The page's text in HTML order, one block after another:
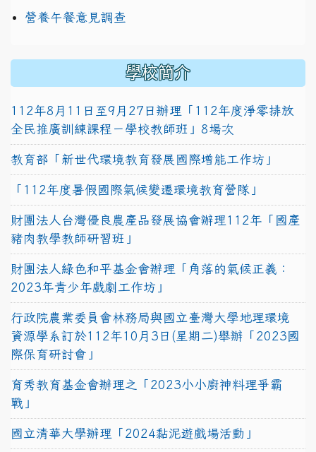
營養午餐意見調查
學校簡介
112年8月11日至9月27日辦理「112年度淨零排放
全民推廣訓練課程－學校教師班」8場次
教育部「新世代環境教育發展國際增能工作坊」
「112年度暑假國際氣候變遷環境教育營隊」
財團法人台灣優良農產品發展協會辦理112年「國產
豬肉教學教師研習班」
財團法人綠色和平基金會辦理「角落的氣候正義：
2023年青少年戲劇工作坊」
行政院農業委員會林務局與國立臺灣大學地理環境
資源學系訂於112年10月3日(星期二)舉辦「2023國
際保育研討會」
育秀教育基金會辦理之「2023小小廚神料理爭霸
戰」
國立清華大學辦理「2024黏泥遊戲場活動」